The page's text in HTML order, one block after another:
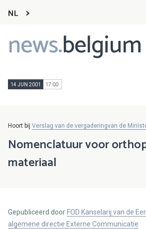
NL
news.belgium
Main
navigation
14 JUN 2001 17:00
Hoort bij Verslag van de vergaderingvan de
Nomenclatuur voor
materiaal
Gepubliceerd door FOD Kanselarij van de
algemene directie Externe Communicatie